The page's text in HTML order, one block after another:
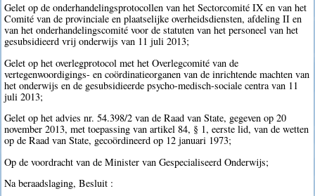
Gelet op de onderhandelingsprotocollen van het Sectorcomité IX en van het
Comité van de provinciale en plaatselijke overheidsdiensten, afdeling II en
van het onderhandelingscomité voor de statuten van het personeel van het
gesubsidieerd vrij onderwijs van 11 juli 2013;
Gelet op het overlegprotocol met het Overlegcomité van de
vertegenwoordigings- en coördinatieorganen van de inrichtende machten van
het onderwijs en de gesubsidieerde psycho-medisch-sociale centra van 11
juli 2013;
Gelet op het advies nr. 54.398/2 van de Raad van State, gegeven op 20
november 2013, met toepassing van artikel 84, § 1, eerste lid, van de wetten
op de Raad van State, gecoördineerd op 12 januari 1973;
Op de voordracht van de Minister van Gespecialiseerd Onderwijs;
Na beraadslaging, Besluit :